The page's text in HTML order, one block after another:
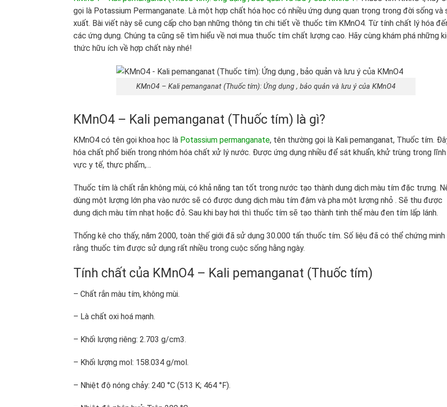
gọi là Potassium Permanganate. Là một hợp chất hóa học có nhiều ứng dụng quan trọng trong đời sống và
xuất. Bài viết này sẽ cung cấp cho bạn những thông tin chi tiết về thuốc tím KMnO4. Từ tính chất lý hóa
các ứng dụng. Chúng ta cũng sẽ tìm hiểu về nơi mua thuốc tím chất lượng cao. Hãy cùng khám phá những
thức hữu ích về hợp chất này nhé!
KMnO4 – Kali pemanganat (Thuốc tím): Ứng dụng , bảo quản và lưu ý của KMnO4
KMnO4 – Kali pemanganat (Thuốc tím) là gì?
KMnO4 có tên gọi khoa học là Potassium permanganate, tên thường gọi là Kali pemanganat, Thuốc tím.
hóa chất phổ biến trong nhóm hóa chất xử lý nước. Được ứng dụng nhiều để sát khuẩn, khử trùng trong lĩnh
vực y tế, thực phẩm,…
Thuốc tím là chất rắn không mùi, có khả năng tan tốt trong nước tạo thành dung dịch màu tím đặc trưng.
dùng một lượng lớn pha vào nước sẽ có được dung dịch màu tím đậm và pha một lượng nhỏ . Sẽ thu được
dung dịch màu tím nhạt hoặc đỏ. Sau khi bay hơi thì thuốc tím sẽ tạo thành tinh thể màu đen tím lấp lánh.
Thống kê cho thấy, năm 2000, toàn thế giới đã sử dụng 30.000 tấn thuốc tím. Số liệu đã có thể chứng minh
rằng thuốc tím được sử dụng rất nhiều trong cuộc sống hằng ngày.
Tính chất của KMnO4 – Kali pemanganat (Thuốc tím)
– Chất rắn màu tím, không mùi.
– Là chất oxi hoá mạnh.
– Khối lượng riêng: 2.703 g/cm3.
– Khối lượng mol: 158.034 g/mol.
– Nhiệt độ nóng chảy: 240 °C (513 K; 464 °F).